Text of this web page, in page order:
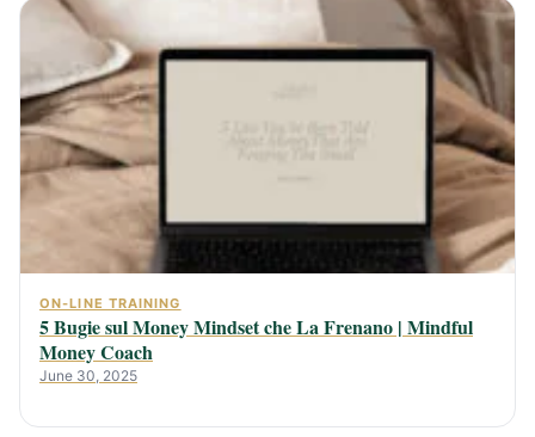
ON-LINE TRAINING
5 Bugie sul Money Mindset che La Frenano | Mindful
Money Coach
June 30, 2025